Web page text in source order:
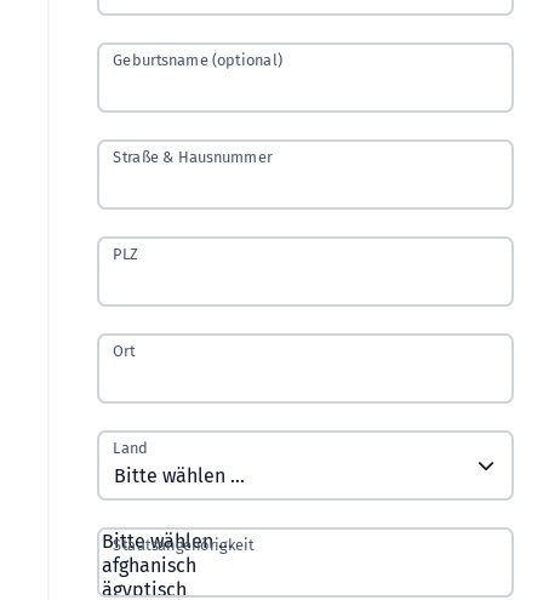
Geburtsname (optional)
Straße & Hausnummer
PLZ
Ort
Land
Staatsangehörigkeit